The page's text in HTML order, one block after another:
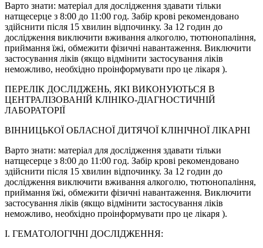
Варто знати: матеріал для дослідження здавати тільки
натщесерце з 8:00 до 11:00 год. Забір крові рекомендовано
здійснити після 15 хвилин відпочинку. За 12 годин до
дослідження виключити вживання алкоголю, тютюнопаління,
приймання їжі, обмежити фізичні навантаження. Виключити
застосування ліків (якщо відмінити застосування ліків
неможливо, необхідно проінформувати про це лікаря ).
ПЕРЕЛІК ДОСЛІДЖЕНЬ, ЯКІ ВИКОНУЮТЬСЯ В
ЦЕНТРАЛІЗОВАНІЙ КЛІНІКО-ДІАГНОСТИЧНІЙ
ЛАБОРАТОРІЇ
ВІННИЦЬКОЇ ОБЛАСНОЇ ДИТЯЧОЇ КЛІНІЧНОЇ ЛІКАРНІ
Варто знати: матеріал для дослідження здавати тільки
натщесерце з 8:00 до 11:00 год. Забір крові рекомендовано
здійснити після 15 хвилин відпочинку. За 12 годин до
дослідження виключити вживання алкоголю, тютюнопаління,
приймання їжі, обмежити фізичні навантаження. Виключити
застосування ліків (якщо відмінити застосування ліків
неможливо, необхідно проінформувати про це лікаря ).
І. ГЕМАТОЛОГІЧНІ ДОСЛІДЖЕННЯ: